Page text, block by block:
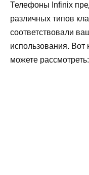
Телефоны Infinix
различных типов
соответствовали
использования. Вот
можете рассмотреть: